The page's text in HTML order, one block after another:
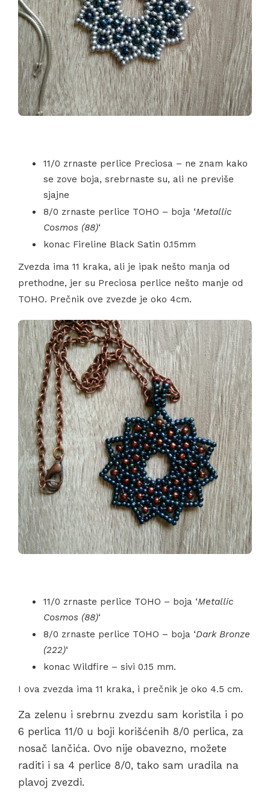
11/0 zrnaste perlice Preciosa – ne znam kako
se zove boja, srebrnaste su, ali ne previše
sjajne
8/0 zrnaste perlice TOHO – boja ‘Metallic
Cosmos (88)‘
konac Fireline Black Satin 0.15mm
Zvezda ima 11 kraka, ali je ipak nešto manja od
prethodne, jer su Preciosa perlice nešto manje od
TOHO. Prečnik ove zvezde je oko 4cm.
11/0 zrnaste perlice TOHO – boja ‘Metallic
Cosmos (88)‘
8/0 zrnaste perlice TOHO – boja ‘Dark Bronze
(222)‘
konac Wildfire – sivi 0.15 mm.
I ova zvezda ima 11 kraka, i prečnik je oko 4.5 cm.
Za zelenu i srebrnu zvezdu sam koristila i po
6 perlica 11/0 u boji korišćenih 8/0 perlica, za
nosač lančića. Ovo nije obavezno, možete
raditi i sa 4 perlice 8/0, tako sam uradila na
plavoj zvezdi.